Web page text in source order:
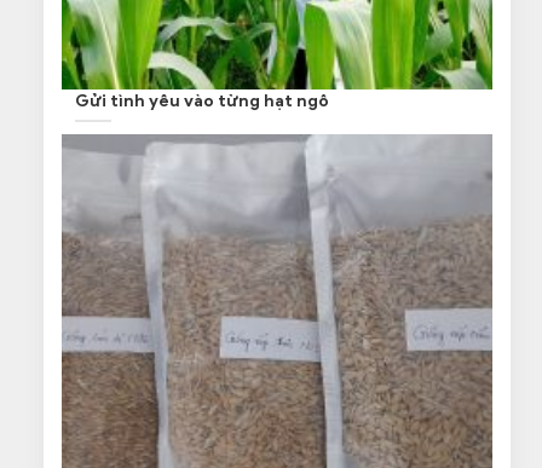
Gửi tình yêu vào từng hạt ngô